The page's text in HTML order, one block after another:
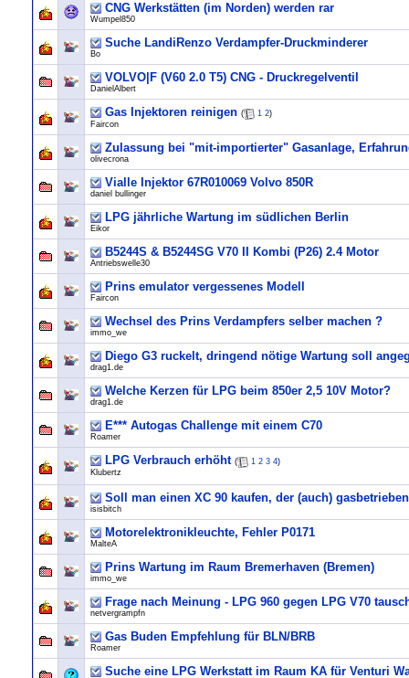
CNG Werkstätten (im Norden) werden rar
Wumpel850
Suche LandiRenzo Verdampfer-Druckminderer
Bo
VOLVO|F (V60 2.0 T5) CNG - Druckregelventil
DanielAlbert
Gas Injektoren reinigen ( 1 2)
Faircon
Zulassung bei "mit-importierter" Gasanlage,
olivecrona
Vialle Injektor 67R010069 Volvo 850R
daniel bullinger
LPG jährliche Wartung im südlichen Berlin
Eikor
B5244S & B5244SG V70 II Kombi (P26) 2.4 Motor
Antriebswelle30
Prins emulator vergessenes Modell
Faircon
Wechsel des Prins Verdampfers selber machen ?
immo_we
Diego G3 ruckelt, dringend nötige Wartung soll
drag1.de
Welche Kerzen für LPG beim 850er 2,5 10V Motor?
drag1.de
E*** Autogas Challenge mit einem C70
Roamer
LPG Verbrauch erhöht ( 1 2 3 4)
Klubertz
Soll man einen XC 90 kaufen, der (auch)
isisbitch
Motorelektronikleuchte, Fehler P0171
MalteA
Prins Wartung im Raum Bremerhaven (Bremen)
immo_we
Frage nach Meinung - LPG 960 gegen LPG V70
netvergrampfn
Gas Buden Empfehlung für BLN/BRB
Roamer
Suche eine LPG Werkstatt im Raum KA für Venturi